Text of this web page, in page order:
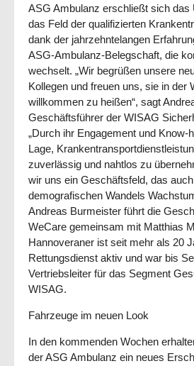
ASG Ambulanz erschließt sich das
das Feld der qualifizierten
dank der jahrzehntelangen
ASG-Ambulanz-Belegschaft, die
wechselt. „Wir begrüßen unsere
Kollegen und freuen uns, sie in der
willkommen zu heißen“, sagt
Geschäftsführer der WISAG
„Durch ihr Engagement und Know-
Lage,
zuverlässig und nahtlos zu
wir uns ein Geschäftsfeld, das
demografischen Wandels
Andreas Burmeister führt die
WeCare gemeinsam mit Matthias
Hannoveraner ist seit mehr als 20
Rettungsdienst aktiv und war bis
Vertriebsleiter für das Segment
WISAG.
Fahrzeuge im neuen Look
In den kommenden Wochen
der ASG Ambulanz ein neues